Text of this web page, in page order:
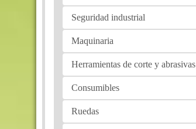
Seguridad industrial
Maquinaria
Herramientas de corte y abrasivas
Consumibles
Ruedas